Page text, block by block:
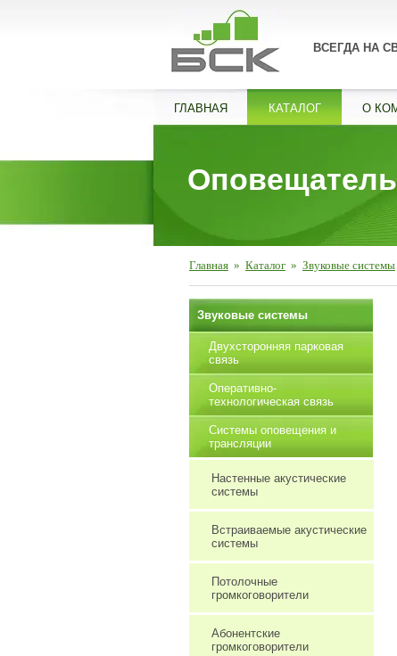
ВСЕГДА НА
ГЛАВНАЯ КАТАЛОГ О
Главная » Каталог » Звуковые системы
Звуковые системы
Двухсторонняя парковая
связь
Оперативно-
технологическая связь
Системы оповещения и
трансляции
Настенные акустические
системы
Встраиваемые акустические
системы
Потолочные
громкоговорители
Абонентские
громкоговорители